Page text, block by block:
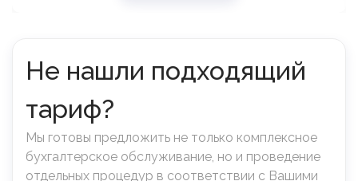
Не нашли подходящий
тариф?
Мы готовы предложить не только комплексное
бухгалтерское обслуживание, но и проведение
отдельных процедур в соответствии с Вашими